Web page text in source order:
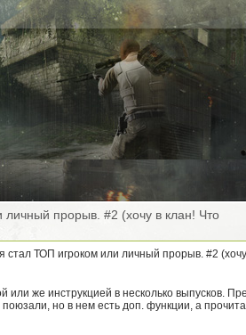
прорыв. #2 (хочу в клан! Что
же инструкцией в несколько выпусков.
поюзали, но в нем есть доп. функции, а